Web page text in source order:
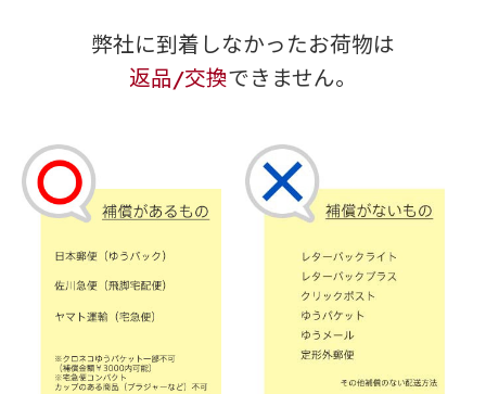
弊社に到着しなかったお荷物は
返品/交換できません。